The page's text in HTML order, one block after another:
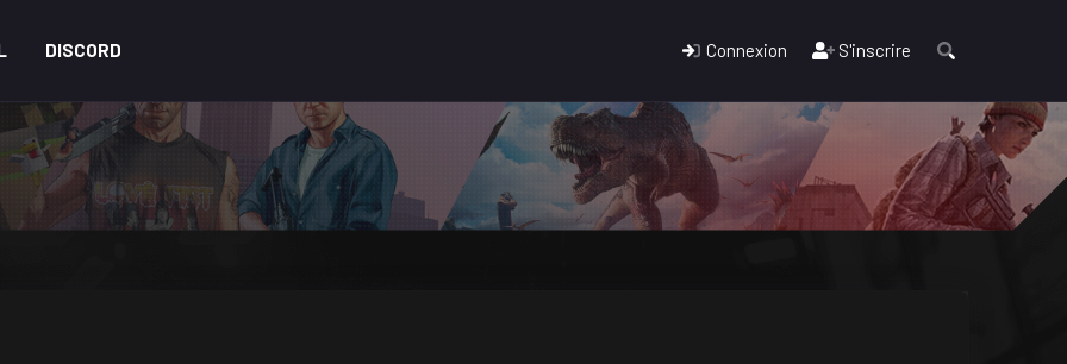
DISCORD Connexion S'inscrire